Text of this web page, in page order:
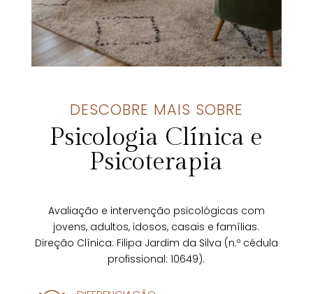
DESCOBRE MAIS SOBRE
Psicologia Clínica e
Psicoterapia
Avaliação e intervenção psicológicas com
jovens, adultos, idosos, casais e famílias.
Direção Clínica: Filipa Jardim da Silva (n.º cédula
profissional: 10649).